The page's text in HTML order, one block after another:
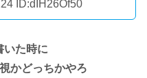
ID:dIH26Of50
いた時に
かどっちかやろ